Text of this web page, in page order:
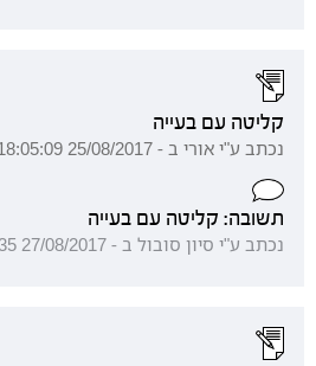
קליטה עם בעייה
נכתב ע"י אורי ב - 25/08/2017 18:05:09
תשובה: קליטה עם בעייה
נכתב ע"י סיון סובול ב - 27/08/2017 13:43:35